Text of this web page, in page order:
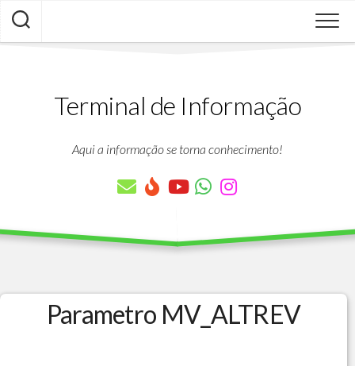
Skip
content
Terminal de Informação
Aqui a informação se torna conhecimento!
Parametro MV_ALTREV